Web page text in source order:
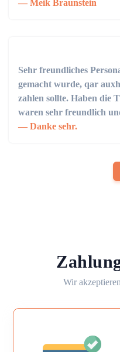
Meik Braunstein
Sehr freundliches
gemacht wurde, qar
zahlen sollte. Haben die
waren sehr freundlich
Danke sehr.
Wir